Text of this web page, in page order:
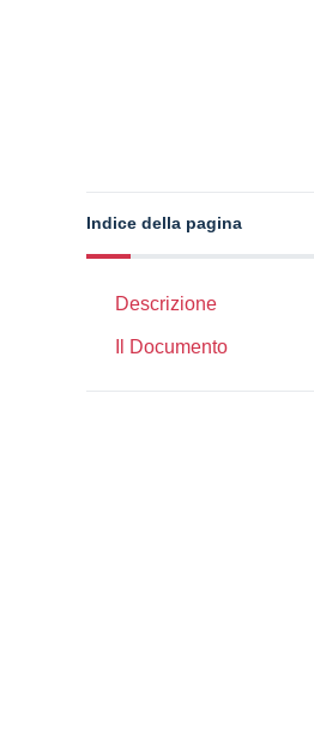
Indice della pagina
Descrizione
Il Documento